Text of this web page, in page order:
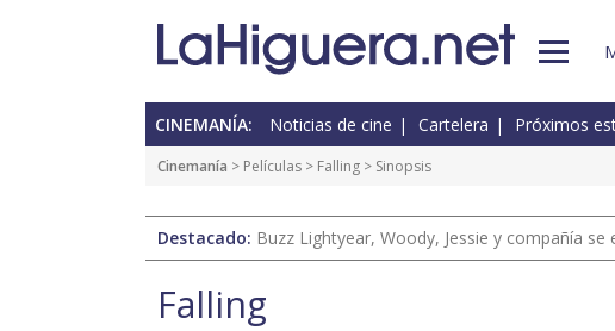
CINEMANÍA: Noticias de cine Cartelera Próximos
Cinemanía > Películas > Falling > Sinopsis
Destacado: Buzz Lightyear, Woody, Jessie y compañía
Falling